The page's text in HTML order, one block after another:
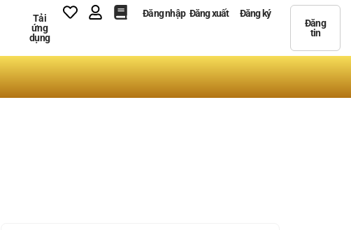
Tải
ứng
dụng
Đăng nhập Đăng xuất
Đăng ký
Đăng
tin